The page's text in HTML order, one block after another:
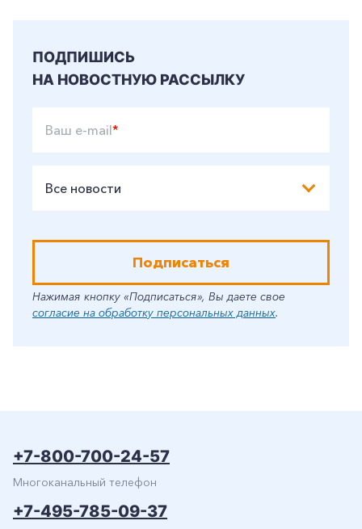
ПОДПИШИСЬ
НА НОВОСТНУЮ РАССЫЛКУ
Ваш e-mail*
Все новости
Подписаться
Нажимая кнопку «Подписаться», Вы даете свое
согласие на обработку персональных данных.
+7-800-700-24-57
Многоканальный телефон
+7-495-785-09-37